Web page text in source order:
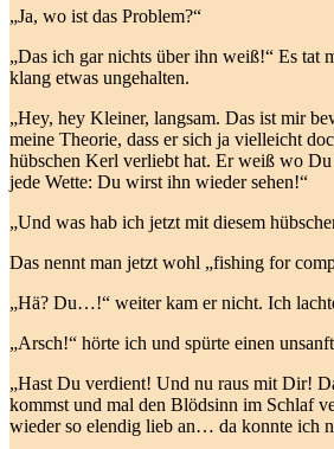
„Ja, wo ist das Problem?“
„Das ich gar nichts über ihn weiß!“ Es tat
klang etwas ungehalten.
„Hey, hey Kleiner, langsam. Das ist mir
meine Theorie, dass er sich ja vielleicht
hübschen Kerl verliebt hat. Er weiß wo
jede Wette: Du wirst ihn wieder sehen!“
„Und was hab ich jetzt mit diesem
Das nennt man jetzt wohl „fishing for
„Hä? Du…!“ weiter kam er nicht. Ich
„Arsch!“ hörte ich und spürte einen
„Hast Du verdient! Und nu raus mit Dir!
kommst und mal den Blödsinn im Schlaf
wieder so elendig lieb an… da konnte ich